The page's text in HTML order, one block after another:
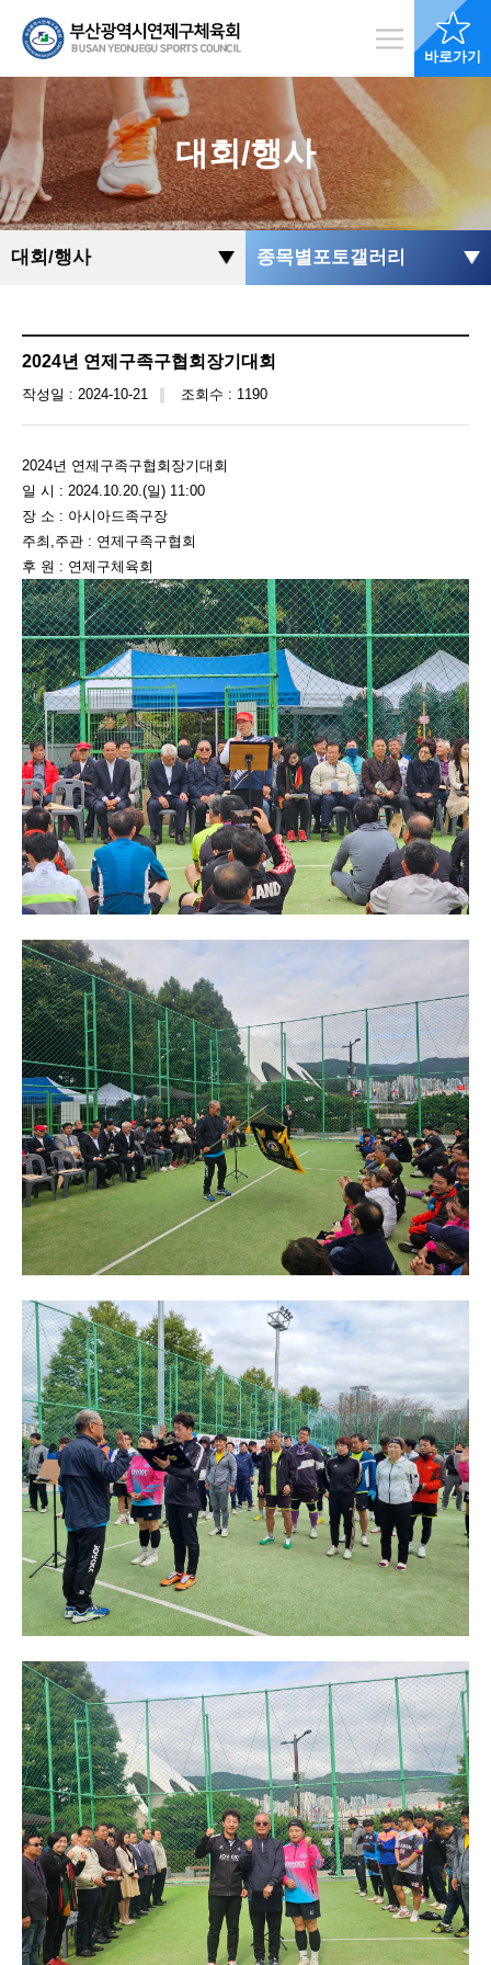
바로가기
대회/행사
대회/행사 종목별포토갤러리
2024년 연제구족구협회장기대회
작성일 : 2024-10-21 조회수 : 1190
2024년 연제구족구협회장기대회
일 시 : 2024.10.20.(일) 11:00
장 소 : 아시아드족구장
주최,주관 : 연제구족구협회
후 원 : 연제구체육회